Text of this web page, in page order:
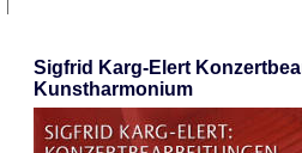
Sigfrid Karg-Elert
Kunstharmonium